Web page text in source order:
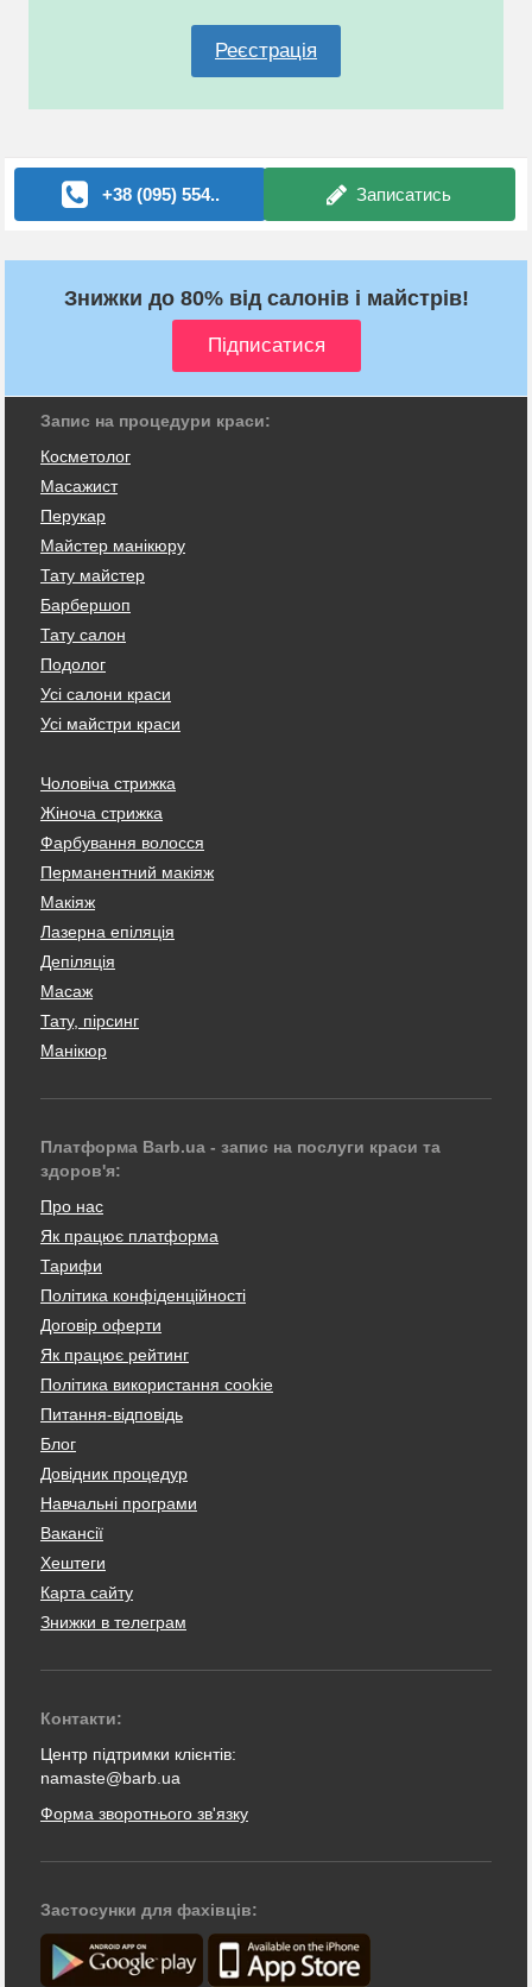
Реєстрація
+38 (095) 554.. Записатись
Знижки до 80% від салонів і майстрів!
Запис на процедури краси:
Косметолог
Масажист
Перукар
Майстер манікюру
Тату майстер
Барбершоп
Тату салон
Подолог
Усі салони краси
Усі майстри краси
Чоловіча стрижка
Жіноча стрижка
Фарбування волосся
Перманентний макіяж
Макіяж
Лазерна епіляція
Депіляція
Масаж
Тату, пірсинг
Манікюр
Платформа Barb.ua - запис на послуги краси та
здоров'я:
Про нас
Як працює платформа
Тарифи
Політика конфіденційності
Договір оферти
Як працює рейтинг
Політика використання cookie
Питання-відповідь
Блог
Довідник процедур
Навчальні програми
Вакансії
Хештеги
Карта сайту
Знижки в телеграм
Контакти:
Центр підтримки клієнтів:
namaste@barb.ua
Форма зворотнього зв'язку
Застосунки для фахівців: